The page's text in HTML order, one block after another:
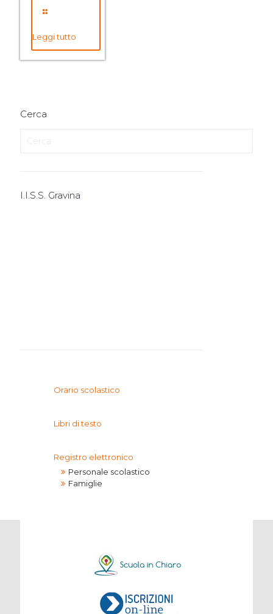
Leggi tutto
Cerca
I.I.S.S. Gravina
Orario scolastico
Libri di testo
Registro elettronico
Personale scolastico
Famiglie